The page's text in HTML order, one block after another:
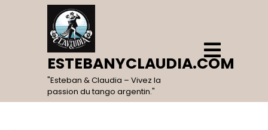
ESTEBANYCLAUDIA.COM
"Esteban & Claudia – Vivez la
passion du tango argentin."
Open
Menu